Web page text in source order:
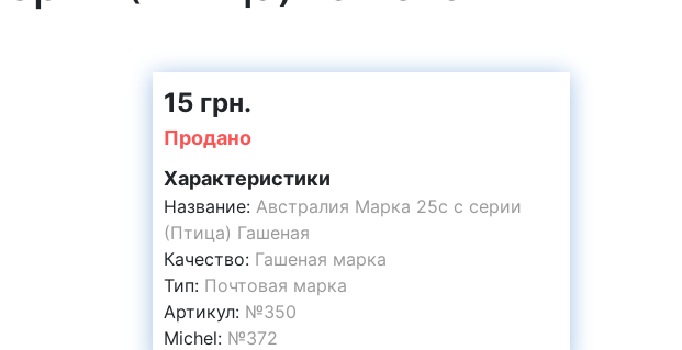
15 грн.
Продано
Характеристики
Название: Австралия Марка 25c с серии
(Птица) Гашеная
Качество: Гашеная марка
Тип: Почтовая марка
Артикул: №350
Michel: №372